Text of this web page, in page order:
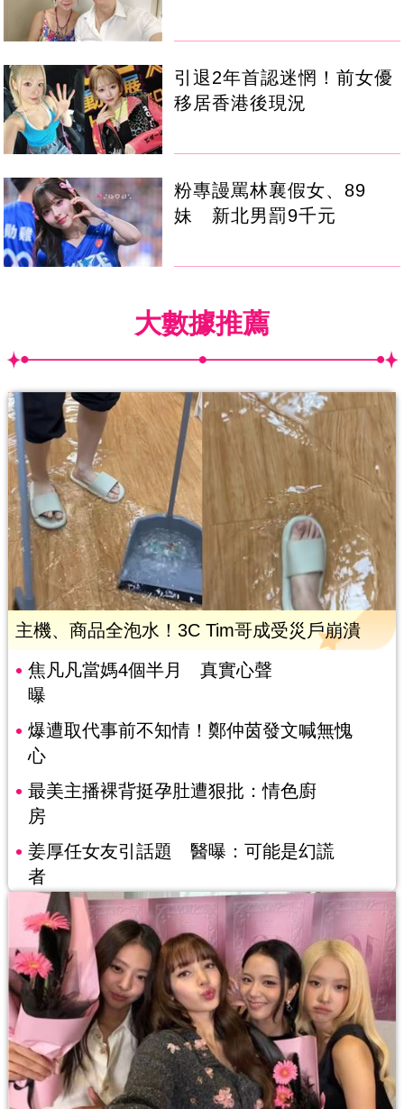
引退2年首認迷惘！前女優
移居香港後現況
粉專謾罵林襄假女、89
妹 新北男罰9千元
大數據推薦
主機、商品全泡水！3C Tim哥成受災戶崩潰
焦凡凡當媽4個半月 真實心聲
曝
爆遭取代事前不知情！鄭仲茵發文喊無愧
心
最美主播裸背挺孕肚遭狠批：情色廚
房
姜厚任女友引話題 醫曝：可能是幻謊
者